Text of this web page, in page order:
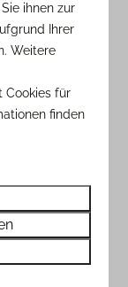
ihnen zur
Ihrer
Weitere
Cookies für
finden